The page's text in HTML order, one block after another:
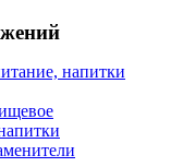
напитки